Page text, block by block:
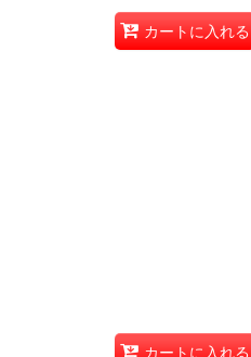
カートに入れる
カートに入れる